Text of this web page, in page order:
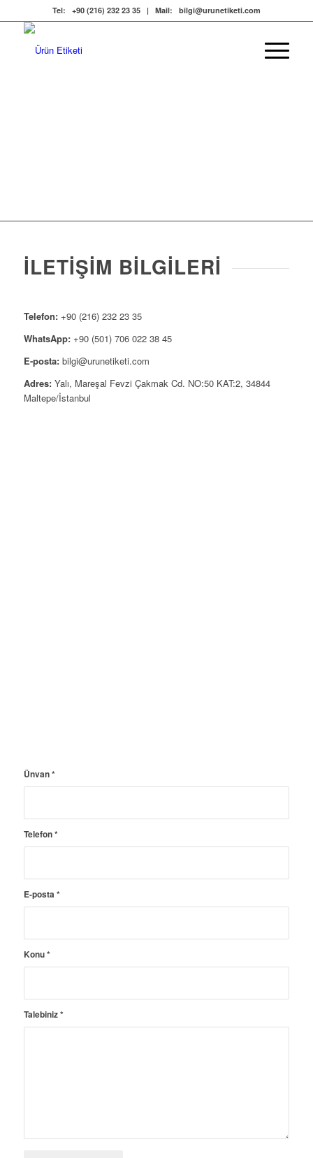
Tel: +90 (216) 232 23 35| Mail: bilgi@urunetiketi.com
İLETIŞIM BILGILERI
Telefon: +90 (216) 232 23 35
WhatsApp: +90 (501) 706 022 38 45
E-posta: bilgi@urunetiketi.com
Adres: Yalı, Mareşal Fevzi Çakmak Cd. NO:50 KAT:2, 34844
Maltepe/İstanbul
Ünvan*
Telefon*
E-posta *
Konu*
Talebiniz*